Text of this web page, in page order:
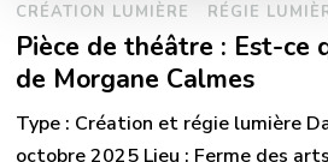
CRÉATION LUMIÈRE RÉGIE
Pièce de théâtre : Est-ce
de Morgane Calmes
Type : Création et régie lumière
octobre 2025 Lieu : Ferme des